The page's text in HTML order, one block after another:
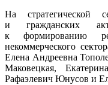
На
и гражданских
к формированию
некоммерческого
Елена Андреевна
Маковецкая,
Рафаэлевич Юнусов и